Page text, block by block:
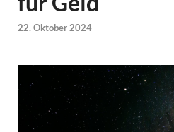
22. Oktober 2024